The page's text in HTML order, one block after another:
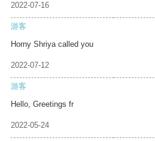
2022-07-16
游客
Horny Shriya called you
2022-07-12
游客
Hello, Greetings fr
2022-05-24